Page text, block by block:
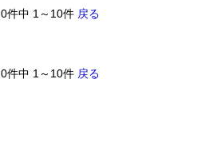
0件中 1～10件 戻る
0件中 1～10件 戻る